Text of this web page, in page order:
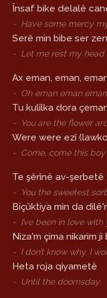
Însaf bike delalê
- Have some mercy
Serê min bibe ser
- Let me rest my head
Ax eman, eman,
- Oh eman eman
Tu kulîlka dora
- You are the flower
Were were ezî
- Come, come this
Te şêrînê av-şerbetê
- You the sweetest
Biçûktiya min da
- I’ve been in love
Niza'm çima nikarim ji
- I don’t know why, I
Heta roja qiyametê
- Until the doomsday.